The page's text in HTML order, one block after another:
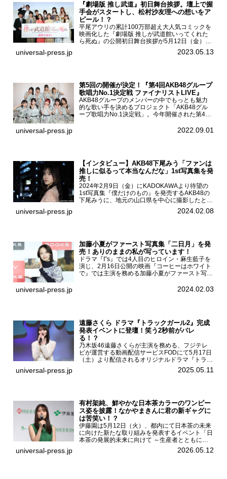
『劇場版 推し武道』初日舞台挨拶。壇上で握
手会がスタートし、松村沙友理への想いをア
ピール！？
平尾アウリの累計100万部超え大人気コミックを
映画化した『劇場版 推しが武道館いってくれた
ら死ぬ』の公開初日舞台挨拶が5月12日（金）新
宿バルト9で開催され、出演者の松村沙友理、中
村里帆、MOMO(@onefive)、KANO(@onefi...
universal-press.jp 2023.05.13
第5回の開催が決定！『第4回AKB48グループ
歌唱力No.1決定戦 ファイナリストLIVE』
AKB48グループのメンバーの中でもっとも魅力
的な歌い手を決めるプロジェクト「AKB48グル
ープ歌唱力No.1決定戦」。今年開催された第4回
る一夜限りのライブイベント「ファイナリスト
universal-press.jp 2022.09.01
【インタビュー】AKB48下尾みう「ファンは
推しに似るって本当なんだな」1st写真集を発
売！
2024年2月9日（金）にKADOKAWAより待望の
1st写真集『僕だけのもの』を発売するAKB48の
下尾みうに、地元の山口県を中心に撮影したとい
う今回の写真集についてインタビューをお願いし
た。1st写真集『僕だけのもの』を発売する
universal-press.jp 2024.02.08
加藤小夏がファースト写真集「二日月」を発
売！ありのままの私が写っています！
ドラマ『I”s』では4人目のヒロイン・麻生藍子を
演じ、2月16日公開の映画『コーヒーはホワイト
で』では主演を務める加藤小夏がファースト写真
記念イベントをHMV＆BOOKS SHIBUYAで開催
universal-press.jp 2024.02.03
遠藤さくら ドラマ『トラックガール2』完成
発表イベントに登壇！笑う2秒前がバレ
る！？
乃木坂46遠藤さくらが主演を務める、フジテレ
ビが運営する動画配信サービスFODにて5月17日
（土）より配信されるオリジナルドラマ『トラッ
クガール2』の完成発表イベントが５月10日
（土）都内で開催された。FODドラマ『トラック
universal-press.jp 2025.05.11
有村架純、鮮やかな日本茶カラーのワンピー
ス姿を披露！なかやまきんに君の新ギャグに
は苦笑い！？
伊藤園は5月12日（火）、都内にて日本茶の未来
に向けた新たな取り組みを発表するイベント「日
本茶の発展的未来に向けて ～生産者とともに。
日本茶を世界へ～」を開催。イベントには伊藤園
のCMキャラクターを務める有村架純、伊藤園よ
universal-press.jp 2026.05.12